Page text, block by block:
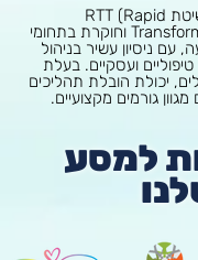
מטפלת בשיטת RTT (Rapid
Transformational Therapy) וחוקרת בתחומי
עם ניסיון עשיר בניהול
טיפוליים ועסקיים. בעלת
יכולת הובלת תהליכים
גורמים מקצועיים.
למסע